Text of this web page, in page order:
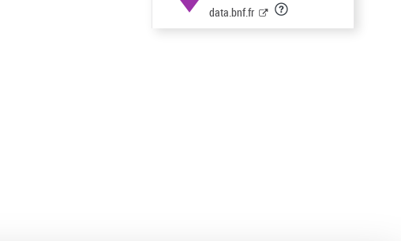
data.bnf.fr